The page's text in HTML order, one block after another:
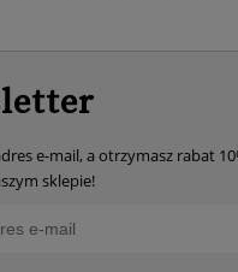
e-mail, a otrzymasz rabat
sklepie!